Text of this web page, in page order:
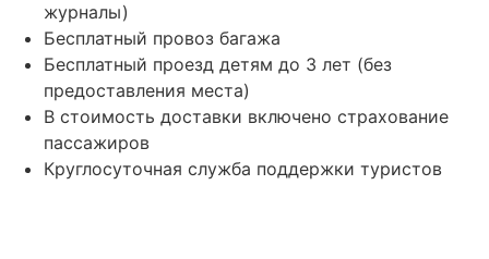
журналы)
Бесплатный провоз багажа
Бесплатный проезд детям до 3 лет (без
предоставления места)
В стоимость доставки включено страхование
пассажиров
Круглосуточная служба поддержки туристов